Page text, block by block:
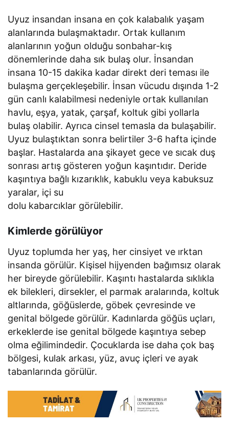
Uyuz insandan insana en çok kalabalık yaşam
alanlarında bulaşmaktadır. Ortak kullanım
alanlarının yoğun olduğu sonbahar-kış
dönemlerinde daha sık bulaş olur. İnsandan
insana 10-15 dakika kadar direkt deri teması ile
bulaşma gerçekleşebilir. İnsan vücudu dışında 1-2
gün canlı kalabilmesi nedeniyle ortak kullanılan
havlu, eşya, yatak, çarşaf, koltuk gibi yollarla
bulaş olabilir. Ayrıca cinsel temasla da bulaşabilir.
Uyuz bulaştıktan sonra belirtiler 3-6 hafta içinde
başlar. Hastalarda ana şikayet gece ve sıcak duş
sonrası artış gösteren yoğun kaşıntıdır. Deride
kaşıntıya bağlı kızarıklık, kabuklu veya kabuksuz
yaralar, içi su
dolu kabarcıklar görülebilir.
Kimlerde görülüyor
Uyuz toplumda her yaş, her cinsiyet ve ırktan
insanda görülür. Kişisel hijyenden bağımsız olarak
her bireyde görülebilir. Kaşıntı hastalarda sıklıkla
ek bilekleri, dirsekler, el parmak aralarında, koltuk
altlarında, göğüslerde, göbek çevresinde ve
genital bölgede görülür. Kadınlarda göğüs uçları,
erkeklerde ise genital bölgede kaşıntıya sebep
olma eğilimindedir. Çocuklarda ise daha çok baş
bölgesi, kulak arkası, yüz, avuç içleri ve ayak
tabanlarında görülür.